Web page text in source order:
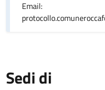
Email:
Sedi di